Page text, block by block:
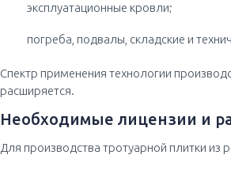
эксплуатационные кровли;
погреба, подвалы, складские и
Спектр применения технологии
расширяется.
Необходимые лицензии и
Для производства тротуарной плитки